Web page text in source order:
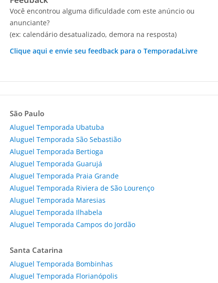
Você encontrou alguma dificuldade com este anúncio ou
anunciante?
(ex: calendário desatualizado, demora na resposta)
Clique aqui e envie seu feedback para o TemporadaLivre
São Paulo
Aluguel Temporada Ubatuba
Aluguel Temporada São Sebastião
Aluguel Temporada Bertioga
Aluguel Temporada Guarujá
Aluguel Temporada Praia Grande
Aluguel Temporada Riviera de São Lourenço
Aluguel Temporada Maresias
Aluguel Temporada Ilhabela
Aluguel Temporada Campos do Jordão
Santa Catarina
Aluguel Temporada Bombinhas
Aluguel Temporada Florianópolis